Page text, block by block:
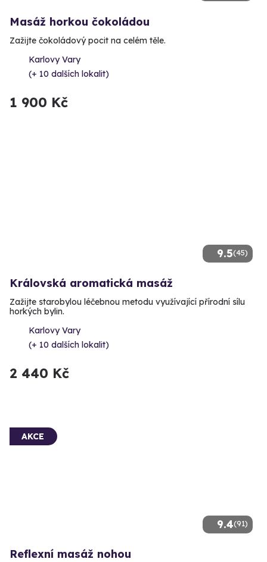
Masáž horkou čokoládou
Zažijte čokoládový pocit na celém těle.
Karlovy Vary
(+ 10 dalších lokalit)
1 900 Kč
9.5(45)
Královská aromatická masáž
Zažijte starobylou léčebnou metodu využívající přírodní sílu
horkých bylin.
Karlovy Vary
(+ 10 dalších lokalit)
2 440 Kč
9.4(91)
AKCE
Reflexní masáž nohou